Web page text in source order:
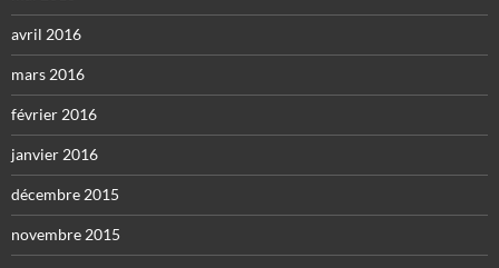
avril 2016
mars 2016
février 2016
janvier 2016
décembre 2015
novembre 2015